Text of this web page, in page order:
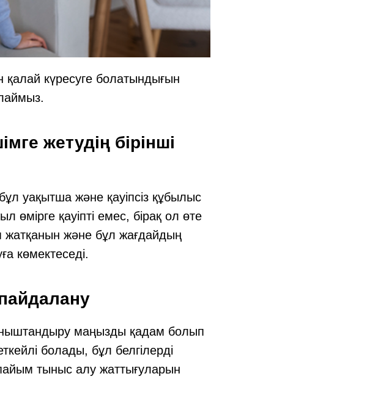
күресуге болатындығын
жетудің бірінші
уақытша және қауіпсіз құбылыс
қауіпті емес, бірақ ол өте
жатқанын және бұл жағдайдың
көмектеседі.
маңызды қадам болып
болады, бұл белгілерді
тыныс алу жаттығуларын